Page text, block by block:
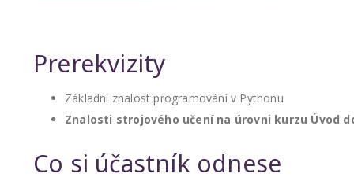
Prerekvizity
Základní znalost programování v Pythonu
Znalosti strojového učení na úrovni kurzu Úvod
Co si účastník odnese